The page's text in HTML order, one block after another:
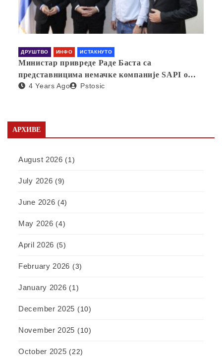
ДРУШТВО ИНФО ИСТАКНУТО
Министар привреде Раде Баста са
представницима немачке компаније SAPI о
отварању фабрике у Србији
4 Years Ago Pstosic
АРХИВЕ
August 2026 (1)
July 2026 (9)
June 2026 (4)
May 2026 (4)
April 2026 (5)
February 2026 (3)
January 2026 (1)
December 2025 (10)
November 2025 (10)
October 2025 (22)